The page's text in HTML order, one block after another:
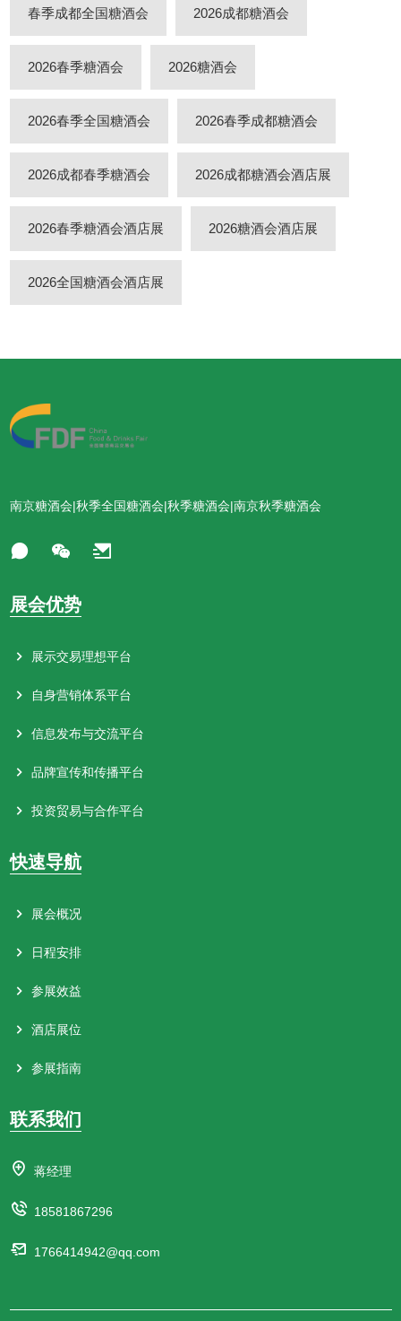
春季成都全国糖酒会 2026成都糖酒会
2026春季糖酒会 2026糖酒会
2026春季全国糖酒会 2026春季成都糖酒会
2026成都春季糖酒会 2026成都糖酒会酒店展
2026春季糖酒会酒店展 2026糖酒会酒店展
2026全国糖酒会酒店展
南京糖酒会|秋季全国糖酒会|秋季糖酒会|南京秋季糖酒会
展会优势
展示交易理想平台
自身营销体系平台
信息发布与交流平台
品牌宣传和传播平台
投资贸易与合作平台
快速导航
展会概况
日程安排
参展效益
酒店展位
参展指南
联系我们
蒋经理
18581867296
1766414942@qq.com